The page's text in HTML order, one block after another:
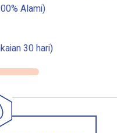
Alami)
30 hari)